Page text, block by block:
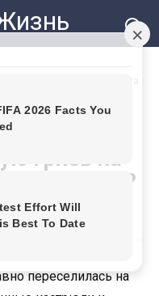
которое
грязь на
рецепт?
переселилась на